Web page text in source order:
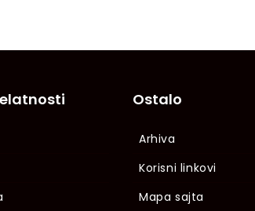
Ostalo
Arhiva
Korisni linkovi
Mapa sajta